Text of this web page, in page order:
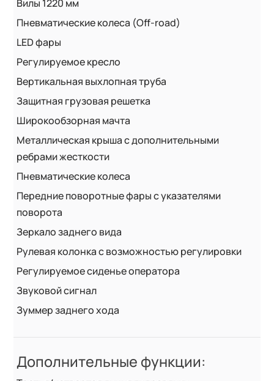
Вилы 1220 мм
Пневматические колеса (Off-road)
LED фары
Регулируемое кресло
Вертикальная выхлопная труба
Защитная грузовая решетка
Широкообзорная мачта
Металлическая крыша с дополнительными
ребрами жесткости
Пневматические колеса
Передние поворотные фары с указателями
поворота
Зеркало заднего вида
Рулевая колонка с возможностью регулировки
Регулируемое сиденье оператора
Звуковой сигнал
Зуммер заднего хода
Дополнительные функции: